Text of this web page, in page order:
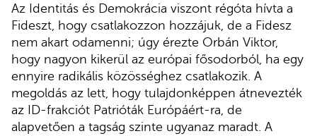
Az Identitás és Demokrácia viszont régóta hívta a
Fideszt, hogy csatlakozzon hozzájuk, de a Fidesz
nem akart odamenni; úgy érezte Orbán Viktor,
hogy nagyon kikerül az európai fősodorból, ha egy
ennyire radikális közösséghez csatlakozik. A
megoldás az lett, hogy tulajdonképpen átnevezték
az ID-frakciót Patrióták Európáért-ra, de
alapvetően a tagság szinte ugyanaz maradt. A